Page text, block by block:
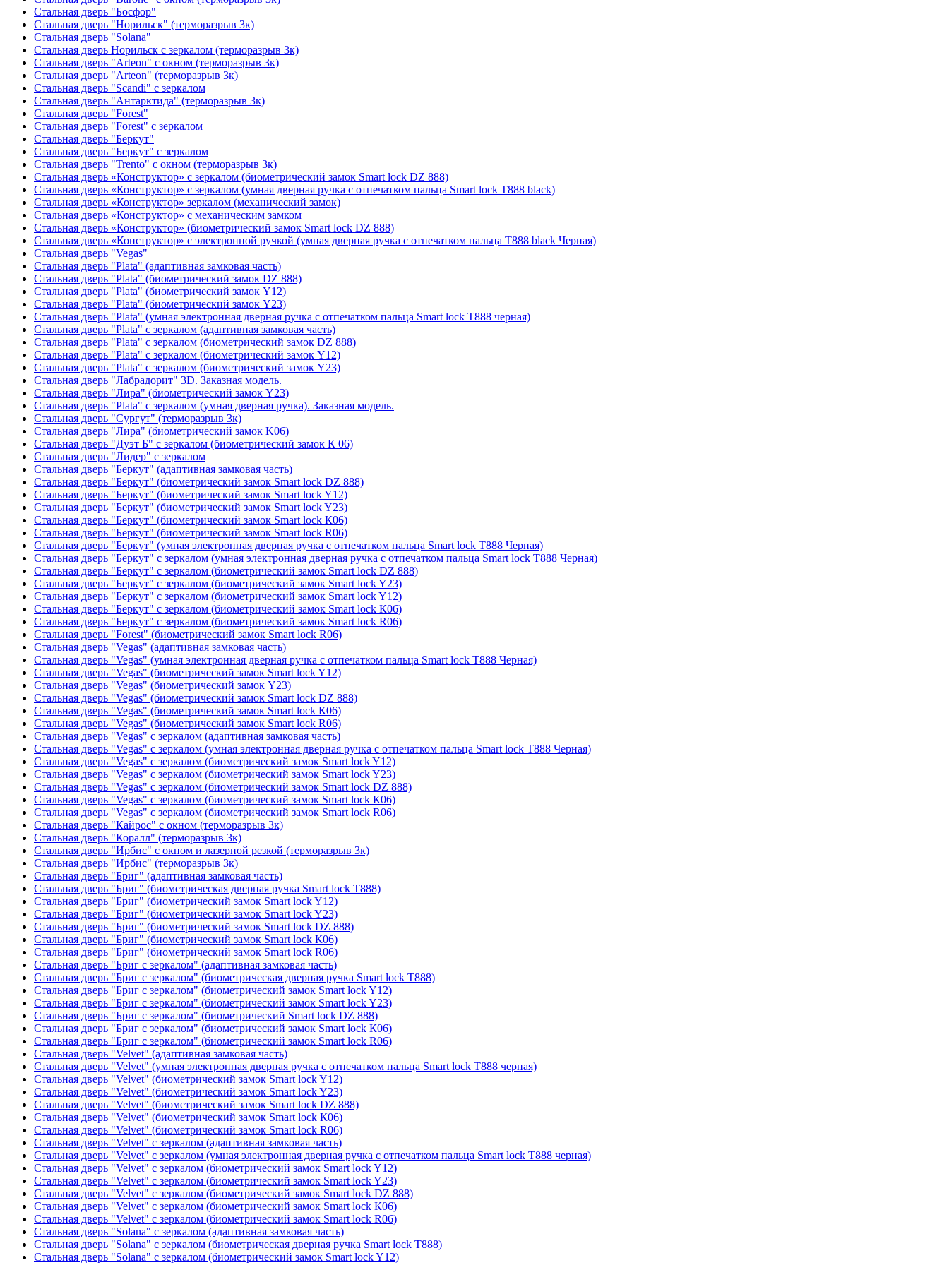
Стальная дверь "Босфор"
Стальная дверь "Норильск" (терморазрыв 3к)
Стальная дверь "Solana"
Стальная дверь Норильск с зеркалом (терморазрыв 3к)
Стальная дверь "Arteon" с окном (терморазрыв 3к)
Стальная дверь "Arteon" (терморазрыв 3к)
Стальная дверь "Scandi" с зеркалом
Стальная дверь "Антарктида" (терморазрыв 3к)
Стальная дверь "Forest"
Стальная дверь "Forest" с зеркалом
Стальная дверь "Беркут"
Стальная дверь "Беркут" с зеркалом
Стальная дверь "Trento" с окном (терморазрыв 3к)
Стальная дверь «Конструктор» с зеркалом (биометрический замок Smart lock DZ 888)
Стальная дверь «Конструктор» с зеркалом (умная дверная ручка с отпечатком пальца Smart lock T888 black)
Стальная дверь «Конструктор» зеркалом (механический замок)
Стальная дверь «Конструктор» с механическим замком
Стальная дверь «Конструктор» (биометрический замок Smart lock DZ 888)
Стальная дверь «Конструктор» с электронной ручкой (умная дверная ручка с отпечатком пальца T888 black Черная)
Стальная дверь "Vegas"
Стальная дверь "Plata" (адаптивная замковая часть)
Стальная дверь "Plata" (биометрический замок DZ 888)
Стальная дверь "Plata" (биометрический замок Y12)
Стальная дверь "Plata" (биометрический замок Y23)
Стальная дверь "Plata" (умная электронная дверная ручка с отпечатком пальца Smart lock T888 черная)
Стальная дверь "Plata" с зеркалом (адаптивная замковая часть)
Стальная дверь "Plata" с зеркалом (биометрический замок DZ 888)
Стальная дверь "Plata" с зеркалом (биометрический замок Y12)
Стальная дверь "Plata" с зеркалом (биометрический замок Y23)
Стальная дверь "Лабрадорит" 3D. Заказная модель.
Стальная дверь "Лира" (биометрический замок Y23)
Стальная дверь "Plata" с зеркалом (умная дверная ручка). Заказная модель.
Стальная дверь "Сургут" (терморазрыв 3к)
Стальная дверь "Лира" (биометрический замок K06)
Стальная дверь "Дуэт Б" с зеркалом (биометрический замок К 06)
Стальная дверь "Лидер" с зеркалом
Стальная дверь "Беркут" (адаптивная замковая часть)
Стальная дверь "Беркут" (биометрический замок Smart lock DZ 888)
Стальная дверь "Беркут" (биометрический замок Smart lock Y12)
Стальная дверь "Беркут" (биометрический замок Smart lock Y23)
Стальная дверь "Беркут" (биометрический замок Smart lock К06)
Стальная дверь "Беркут" (биометрический замок Smart lock R06)
Стальная дверь "Беркут" (умная электронная дверная ручка с отпечатком пальца Smart lock T888 Черная)
Стальная дверь "Беркут" с зеркалом (умная электронная дверная ручка с отпечатком пальца Smart lock T888 Черная)
Стальная дверь "Беркут" с зеркалом (биометрический замок Smart lock DZ 888)
Стальная дверь "Беркут" с зеркалом (биометрический замок Smart lock Y23)
Стальная дверь "Беркут" с зеркалом (биометрический замок Smart lock Y12)
Стальная дверь "Беркут" с зеркалом (биометрический замок Smart lock К06)
Стальная дверь "Беркут" с зеркалом (биометрический замок Smart lock R06)
Стальная дверь "Forest" (биометрический замок Smart lock R06)
Стальная дверь "Vegas" (адаптивная замковая часть)
Стальная дверь "Vegas" (умная электронная дверная ручка с отпечатком пальца Smart lock T888 Черная)
Стальная дверь "Vegas" (биометрический замок Smart lock Y12)
Стальная дверь "Vegas" (биометрический замок Y23)
Стальная дверь "Vegas" (биометрический замок Smart lock DZ 888)
Стальная дверь "Vegas" (биометрический замок Smart lock К06)
Стальная дверь "Vegas" (биометрический замок Smart lock R06)
Стальная дверь "Vegas" с зеркалом (адаптивная замковая часть)
Стальная дверь "Vegas" с зеркалом (умная электронная дверная ручка с отпечатком пальца Smart lock T888 Черная)
Стальная дверь "Vegas" с зеркалом (биометрический замок Smart lock Y12)
Стальная дверь "Vegas" с зеркалом (биометрический замок Smart lock Y23)
Стальная дверь "Vegas" с зеркалом (биометрический замок Smart lock DZ 888)
Стальная дверь "Vegas" с зеркалом (биометрический замок Smart lock К06)
Стальная дверь "Vegas" с зеркалом (биометрический замок Smart lock R06)
Стальная дверь "Кайрос" с окном (терморазрыв 3к)
Стальная дверь "Коралл" (терморазрыв 3к)
Стальная дверь "Ирбис" с окном и лазерной резкой (терморазрыв 3к)
Стальная дверь "Ирбис" (терморазрыв 3к)
Стальная дверь "Бриг" (адаптивная замковая часть)
Стальная дверь "Бриг" (биометрическая дверная ручка Smart lock T888)
Стальная дверь "Бриг" (биометрический замок Smart lock Y12)
Стальная дверь "Бриг" (биометрический замок Smart lock Y23)
Стальная дверь "Бриг" (биометрический замок Smart lock DZ 888)
Стальная дверь "Бриг" (биометрический замок Smart lock К06)
Стальная дверь "Бриг" (биометрический замок Smart lock R06)
Стальная дверь "Бриг с зеркалом" (адаптивная замковая часть)
Стальная дверь "Бриг с зеркалом" (биометрическая дверная ручка Smart lock T888)
Стальная дверь "Бриг с зеркалом" (биометрический замок Smart lock Y12)
Стальная дверь "Бриг с зеркалом" (биометрический замок Smart lock Y23)
Стальная дверь "Бриг с зеркалом" (биометрический Smart lock DZ 888)
Стальная дверь "Бриг с зеркалом" (биометрический замок Smart lock К06)
Стальная дверь "Бриг с зеркалом" (биометрический замок Smart lock R06)
Стальная дверь "Velvet" (адаптивная замковая часть)
Стальная дверь "Velvet" (умная электронная дверная ручка с отпечатком пальца Smart lock T888 черная)
Стальная дверь "Velvet" (биометрический замок Smart lock Y12)
Стальная дверь "Velvet" (биометрический замок Smart lock Y23)
Стальная дверь "Velvet" (биометрический замок Smart lock DZ 888)
Стальная дверь "Velvet" (биометрический замок Smart lock К06)
Стальная дверь "Velvet" (биометрический замок Smart lock R06)
Стальная дверь "Velvet" с зеркалом (адаптивная замковая часть)
Стальная дверь "Velvet" с зеркалом (умная электронная дверная ручка с отпечатком пальца Smart lock T888 черная)
Стальная дверь "Velvet" с зеркалом (биометрический замок Smart lock Y12)
Стальная дверь "Velvet" с зеркалом (биометрический замок Smart lock Y23)
Стальная дверь "Velvet" с зеркалом (биометрический замок Smart lock DZ 888)
Стальная дверь "Velvet" с зеркалом (биометрический замок Smart lock К06)
Стальная дверь "Velvet" с зеркалом (биометрический замок Smart lock R06)
Стальная дверь "Solana" с зеркалом (адаптивная замковая часть)
Стальная дверь "Solana" с зеркалом (биометрическая дверная ручка Smart lock T888)
Стальная дверь "Solana" с зеркалом (биометрический замок Smart lock Y12)